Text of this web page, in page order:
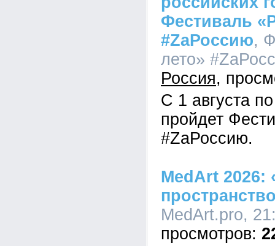
Фестиваль
#ZaРоссию,
лето»
Россия
С 1 августа
пройдет
#ZaРоссию.
MedArt 2026:
MedArt.pro,